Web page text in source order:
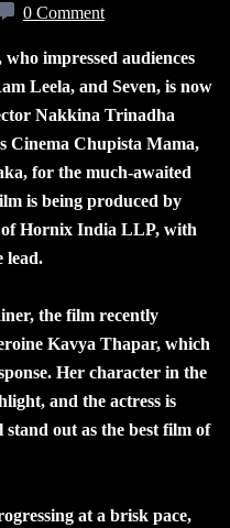
0 Comment
impressed audiences
Leela, and Seven, is now
Nakkina Trinadha
Cinema Chupista Mama,
for the much-awaited
is being produced by
Hornix India LLP, with
lead.
the film recently
Kavya Thapar, which
Her character in the
and the actress is
out as the best film of
at a brisk pace,